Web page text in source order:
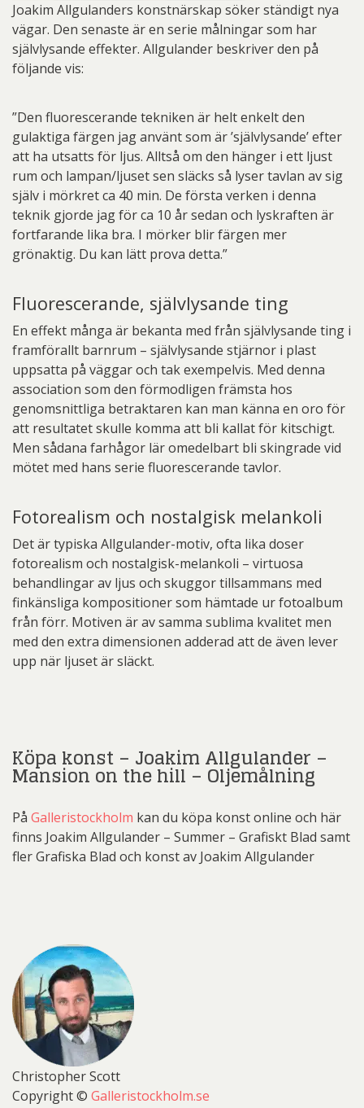
Joakim Allgulanders konstnärskap söker ständigt nya
vägar. Den senaste är en serie målningar som har
självlysande effekter. Allgulander beskriver den på
följande vis:
”Den fluorescerande tekniken är helt enkelt den
gulaktiga färgen jag använt som är ’självlysande’ efter
att ha utsatts för ljus. Alltså om den hänger i ett ljust
rum och lampan/ljuset sen släcks så lyser tavlan av sig
själv i mörkret ca 40 min. De första verken i denna
teknik gjorde jag för ca 10 år sedan och lyskraften är
fortfarande lika bra. I mörker blir färgen mer
grönaktig. Du kan lätt prova detta.”
Fluorescerande, självlysande ting
En effekt många är bekanta med från självlysande ting i
framförallt barnrum – självlysande stjärnor i plast
uppsatta på väggar och tak exempelvis. Med denna
association som den förmodligen främsta hos
genomsnittliga betraktaren kan man känna en oro för
att resultatet skulle komma att bli kallat för kitschigt.
Men sådana farhågor lär omedelbart bli skingrade vid
mötet med hans serie fluorescerande tavlor.
Fotorealism och nostalgisk melankoli
Det är typiska Allgulander-motiv, ofta lika doser
fotorealism och nostalgisk-melankoli – virtuosa
behandlingar av ljus och skuggor tillsammans med
finkänsliga kompositioner som hämtade ur fotoalbum
från förr. Motiven är av samma sublima kvalitet men
med den extra dimensionen adderad att de även lever
upp när ljuset är släckt.
Köpa konst – Joakim Allgulander –
Mansion on the hill – Oljemålning
På Galleristockholm kan du köpa konst online och här
finns Joakim Allgulander – Summer – Grafiskt Blad samt
fler Grafiska Blad och konst av Joakim Allgulander
Christopher Scott
Copyright © Galleristockholm.se